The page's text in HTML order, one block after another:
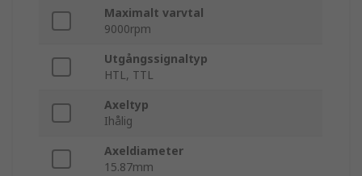
Maximalt varvtal
9000rpm
Utgångssignaltyp
HTL, TTL
Axeltyp
Ihålig
Axeldiameter
15.87mm